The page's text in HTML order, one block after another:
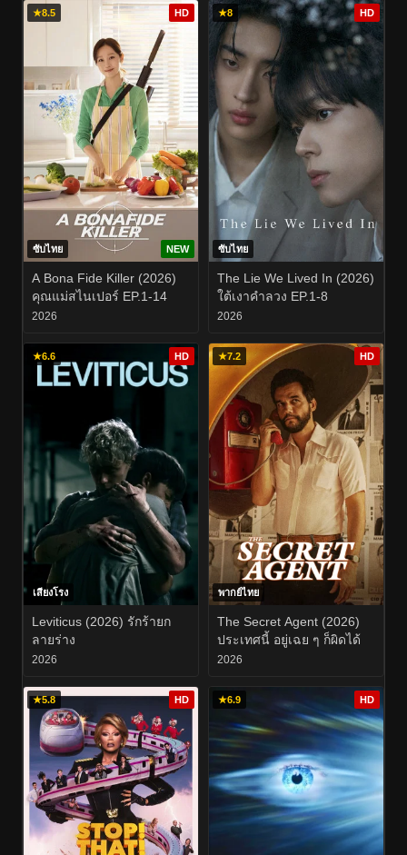
★8.5 HD
ซับไทย NEW
A Bona Fide Killer (2026)
คุณแม่สไนเปอร์ EP.1-14
2026
★8 HD
ซับไทย
The Lie We Lived In (2026)
ใต้เงาคำลวง EP.1-8
2026
★6.6 HD
เสียงโรง
Leviticus (2026) รักร้ายก
ลายร่าง
2026
★7.2 HD
พากย์ไทย
The Secret Agent (2026)
ประเทศนี้ อยู่เฉย ๆ ก็ผิดได้
2026
★5.8 HD ★6.9 HD